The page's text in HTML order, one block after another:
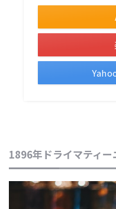
1896年ドライマティ